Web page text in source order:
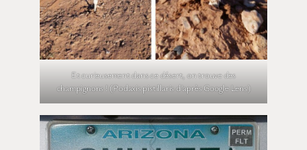
Et curieusement dans ce désert, on trouve des
champignons ! (Podaxis pistillaris d’après Google Lens)